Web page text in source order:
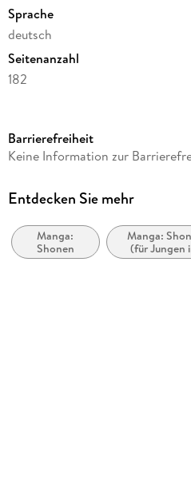
Sprache
deutsch
Seitenanzahl
182
Reihe
Autor/Autorin
Übersetzung
Julia Gstöttner
Barrierefreiheit
Keine Information zur
Entdecken Sie mehr
Manga:
Shonen
Manga:
(für Jungen